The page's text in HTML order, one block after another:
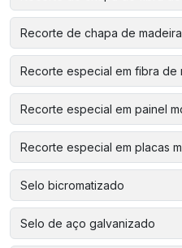
Recorte de chapa de madeira
Recorte especial em fibra de
Recorte especial em painel
Recorte especial em placas
Selo bicromatizado
Selo de aço galvanizado